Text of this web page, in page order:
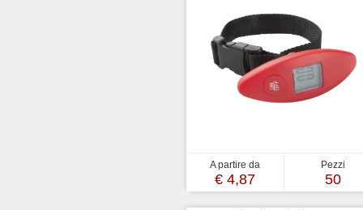
A partire da
€ 4,87
Pezzi
50